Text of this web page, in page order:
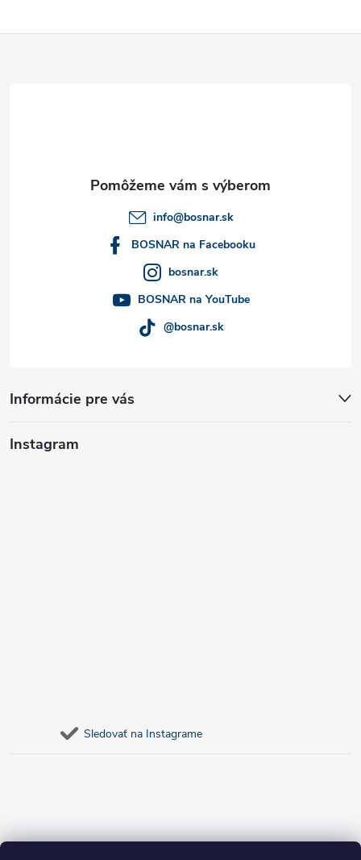
Informácie pre vás
info@bosnar.sk
BOSNAR na Facebooku
bosnar.sk
BOSNAR na YouTube
@bosnar.sk
Instagram
Sledovať na Instagrame